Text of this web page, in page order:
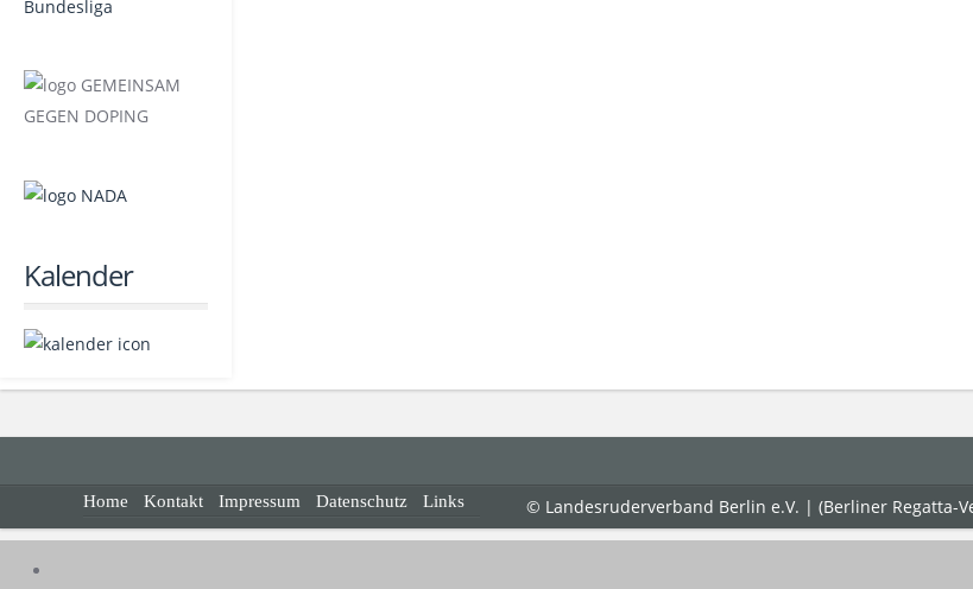
Kalender
Home Kontakt Impressum Datenschutz Links © Landesruderverband Berlin e.V. | (Berliner Regatta-